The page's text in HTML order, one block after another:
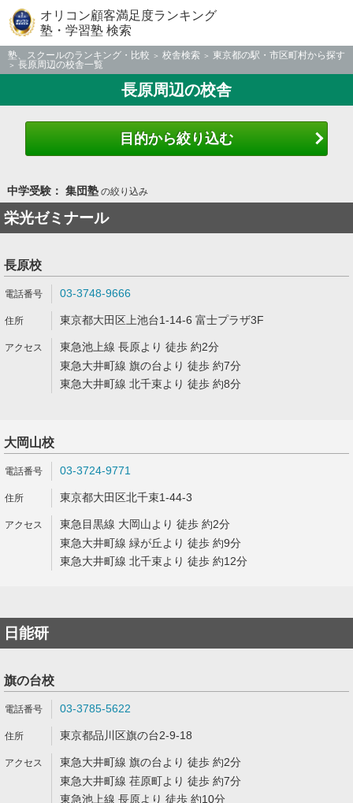
オリコン顧客満足度ランキング
塾・学習塾 検索
塾、スクールのランキング・比較 校舎検索
東京都の駅・市区町村から探す
長原周辺の校舎一覧
長原周辺の校舎
目的から絞り込む
中学受験： 集団塾の絞り込み
栄光ゼミナール
長原校
03-3748-9666
東京都大田区上池台1-14-6 富士プラザ3F
東急池上線 長原より 徒歩 約2分
東急大井町線 旗の台より 徒歩 約7分
東急大井町線 北千束より 徒歩 約8分
大岡山校
03-3724-9771
東京都大田区北千束1-44-3
東急目黒線 大岡山より 徒歩 約2分
東急大井町線 緑が丘より 徒歩 約9分
東急大井町線 北千束より 徒歩 約12分
日能研
旗の台校
03-3785-5622
東京都品川区旗の台2-9-18
東急大井町線 旗の台より 徒歩 約2分
東急大井町線 荏原町より 徒歩 約7分
東急池上線 長原より 徒歩 約10分